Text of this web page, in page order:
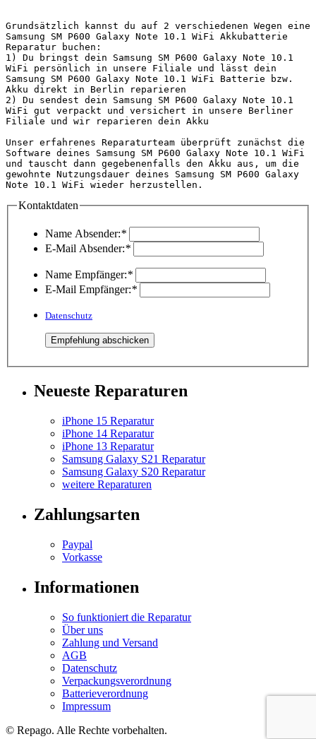
Grundsätzlich kannst du auf 2 verschiedenen Wegen eine
Samsung SM P600 Galaxy Note 10.1 WiFi Akkubatterie
Reparatur buchen:
1) Du bringst dein Samsung SM P600 Galaxy Note 10.1
WiFi persönlich in unsere Filiale und lässt dein
Samsung SM P600 Galaxy Note 10.1 WiFi Batterie bzw.
Akku direkt in Berlin reparieren
2) Du sendest dein Samsung SM P600 Galaxy Note 10.1
WiFi gut verpackt und versichert in unsere Berliner
Filiale und wir reparieren dein Akku
Unser erfahrenes Reparaturteam überprüft zunächst die
Software deines Samsung SM P600 Galaxy Note 10.1 WiFi
und tauscht dann gegebenenfalls den Akku aus, um die
gewohnte Nutzungsdauer deines Samsung SM P600 Galaxy
Kontaktdaten
Name Absender:*
E-Mail Absender:*
Name Empfänger:*
E-Mail Empfänger:*
Datenschutz
Neueste Reparaturen
iPhone 15 Reparatur
iPhone 14 Reparatur
iPhone 13 Reparatur
Samsung Galaxy S21 Reparatur
Samsung Galaxy S20 Reparatur
weitere Reparaturen
Zahlungsarten
Paypal
Vorkasse
Informationen
So funktioniert die Reparatur
Über uns
Zahlung und Versand
AGB
Datenschutz
Verpackungsverordnung
Batterieverordnung
Impressum
© Repago. Alle Rechte vorbehalten.